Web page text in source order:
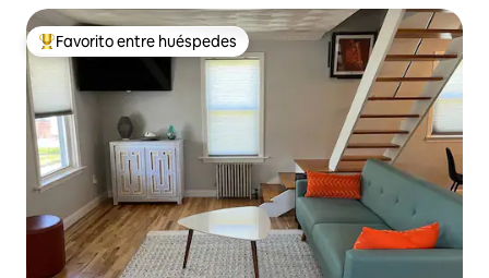
Favorito entre huéspedes preferido
Favorito entre huéspedes